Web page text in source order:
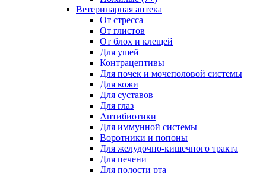
Ветеринарная аптека
От стресса
От глистов
От блох и клещей
Для ушей
Контрацептивы
Для почек и мочеполовой системы
Для кожи
Для суставов
Для глаз
Антибиотики
Для иммунной системы
Воротники и попоны
Для желудочно-кишечного тракта
Для печени
Для полости рта